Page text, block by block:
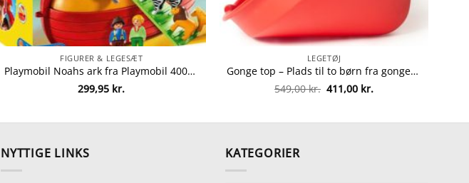
FIGURER & LEGESÆT
Playmobil Noahs ark fra Playmobil 4008789067654
299,95 kr.
LEGETØJ
Gonge top – Plads til to børn fra gonge 5704954210106
549,00kr. Den
oprindelige
411,00 kr.
NYTTIGE LINKS KATEGORIER